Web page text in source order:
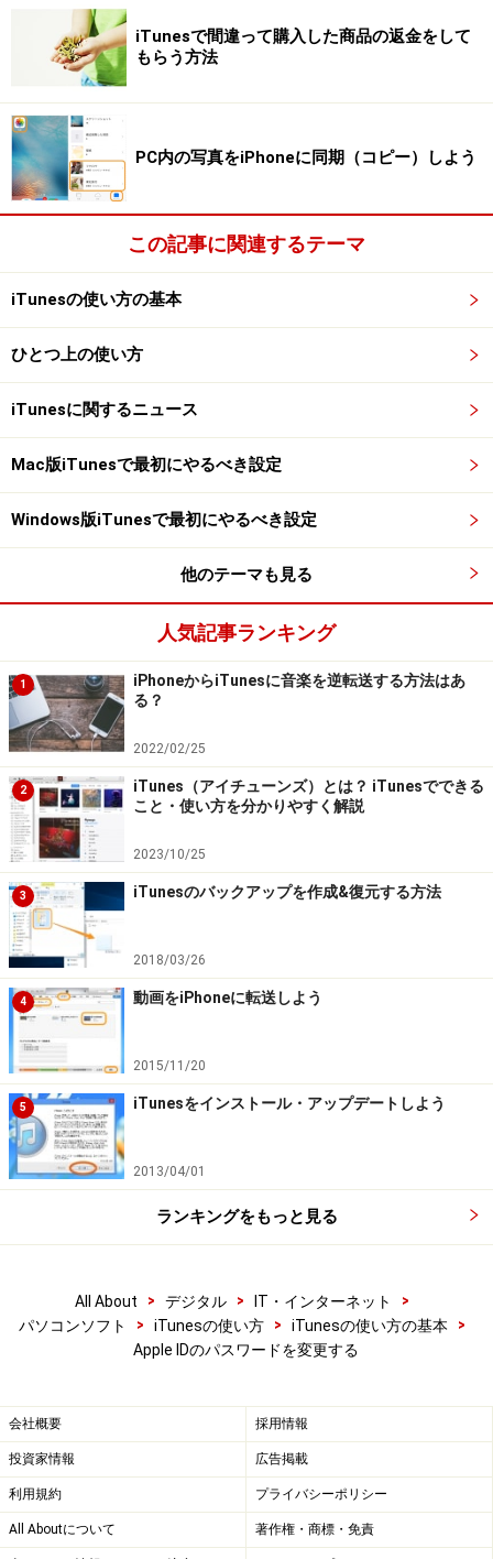
ワードの右にある［編集］をクリックします。
パスワード右の［編集］をクリック
すると、パスワード変更の画面になります。新しいパス
ワードを入力しましょう。なおApple IDのパスワード
は、小文字のアルファベットと大文字のアルファベッ
ト、数字の3種類を必ず使う必要があります。
新しいパスワードを入力
パスワードを使い分けるコツ
り大変です。そこでガイドお勧めのパスワードルールと
して「（共通の数文字）＋（サービス名）」を紹介しま
す。例えばApple IDのパスワードは「********Apple」と
すると、覚える負担が少なく、かつサービスごとに固有
のパスワードとなります。さらに一歩踏み込んで、サー
ビス名を前と後ろに分割して「App********le」としても
よいでしょう。
不正ログインへの対抗策のひとつは、パスワードの使い
回しを止めることです。これを機に、iTunes以外のサー
ビスでもパスワードを見直しましょう。
※記事内容は執筆時点のものです。最新の内容をご確認くださ
い。
※OSやアプリ、ソフトのバージョンによっては画面表示、操作方
法が異なる可能性があります。
【編集部おすすめの購入サイト】
Amazonで iTunes 関連の商品をチェック！
楽天市場で iTunes 関連の商品をチェック！
iTunesで間違って購入した商品の返金をして
もらう方法
PC内の写真をiPhoneに同期（コピー）しよう
この記事に関連するテーマ
iTunesの使い方の基本
ひとつ上の使い方
iTunesに関するニュース
Mac版iTunesで最初にやるべき設定
Windows版iTunesで最初にやるべき設定
他のテーマも見る
人気記事ランキング
1
iPhoneからiTunesに音楽を逆転送する方法はあ
る？
2022/02/25
2
iTunes（アイチューンズ）とは？ iTunesでできる
こと・使い方を分かりやすく解説
2023/10/25
3 iTunesのバックアップを作成&復元する方法
2018/03/26
4 動画をiPhoneに転送しよう
2015/11/20
5 iTunesをインストール・アップデートしよう
2013/04/01
ランキングをもっと見る
All About > デジタル > IT・インターネット
>
パソコンソフト
> iTunesの使い方 > iTunesの使い方の基本
>
Apple IDのパスワードを変更する
会社概要 採用情報
投資家情報 広告掲載
利用規約 プライバシーポリシー
All Aboutについて 著作権・商標・免責